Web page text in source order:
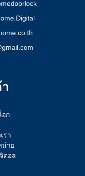
อก
รา
น่าย
ตอล